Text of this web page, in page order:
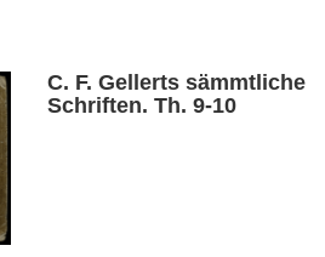
C. F. Gellerts sämmtliche
Schriften. Th. 9-10